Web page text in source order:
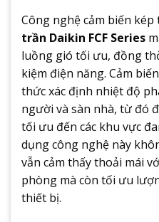
Công nghệ cảm biến
trần Daikin FCF Series
luồng gió tối ưu, đồng
kiệm điện năng. Cảm
thức xác định nhiệt độ
người và sàn nhà, từ đó
tối ưu đến các khu vực
dụng công nghệ này
vẫn cảm thấy thoải mái
phòng mà còn tối ưu
thiết bị.